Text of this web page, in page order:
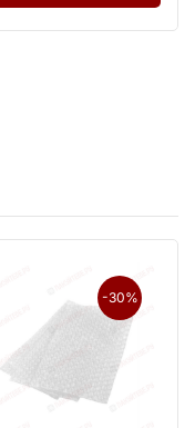
-30%